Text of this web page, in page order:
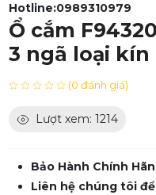
Hotline:0989310979
Ổ cắm
3 ngã loại kín
(0 đánh giá)
Lượt xem: 1214
Bảo Hành Chính
Liên hệ chúng tôi